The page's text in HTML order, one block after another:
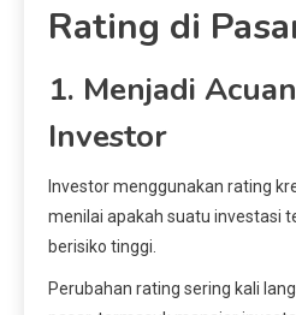
Rating di
1. Menjadi
Investor
Investor menggunakan rating
menilai apakah suatu investasi
berisiko tinggi.
Perubahan rating sering kali